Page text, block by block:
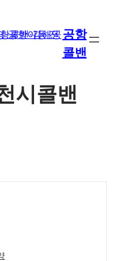
공항
콜밴
시콜밴